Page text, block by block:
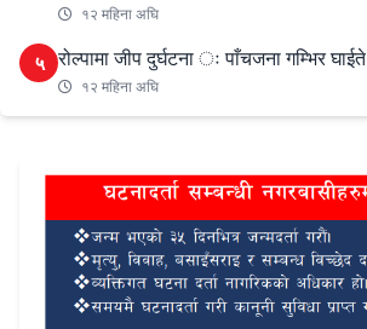
१२ महिना अघि
५ रोल्पामा जीप दुर्घटना ः पाँचजना गम्भिर घाईते
१२ महिना अघि